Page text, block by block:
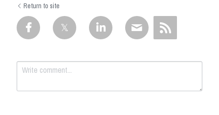
Return to site